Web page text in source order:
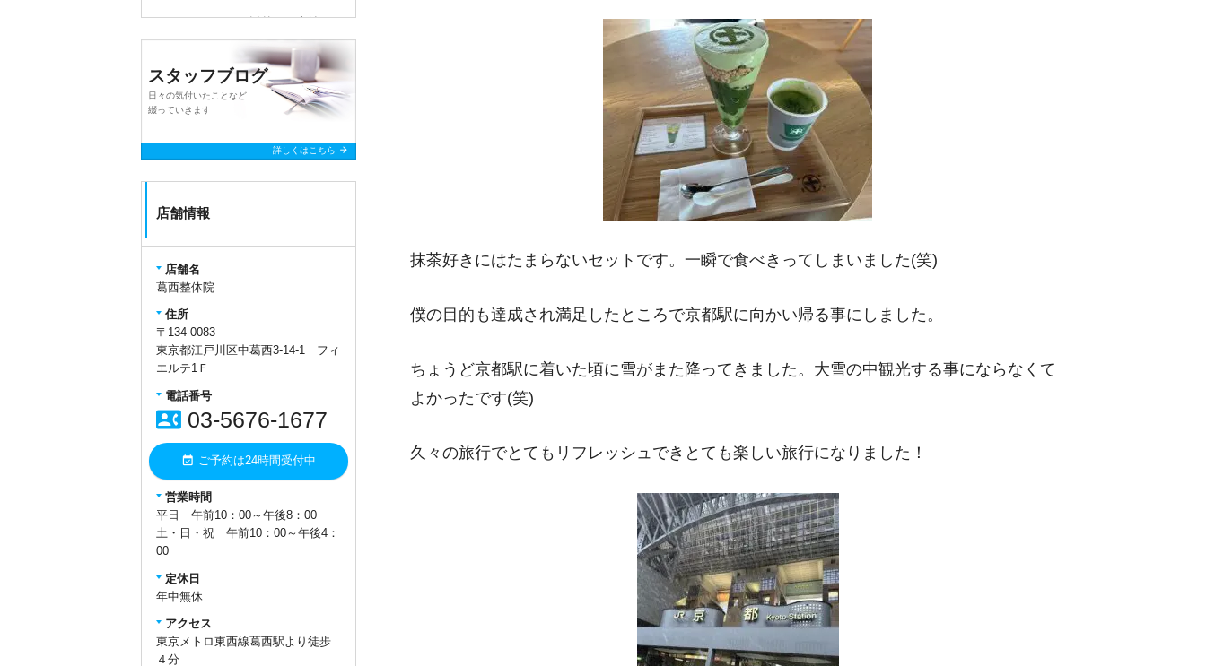
抹茶好きにはたまらないセットです。一瞬で食べきってしまいました(笑)
僕の目的も達成され満足したところで京都駅に向かい帰る事にしました。
ちょうど京都駅に着いた頃に雪がまた降ってきました。大雪の中観光する事にならなくて
よかったです(笑)
久々の旅行でとてもリフレッシュできとても楽しい旅行になりました！
クレジットカード以外のお支払い
は以下がご利用頂けます。
ｐａｙｐａｙ・ＩＤ・ＱＵＩＣ
pay・各種交通系IC
並びに各種ＱＲコード決済がご利
用頂けます。
以上よろしくお願いいたします。
query_builder2023年12月04日
●ブログ 【気圧の変動による頭痛
はなぜ起こる？】 を更新いたしま
した！！↓↓
https://www.kasai-
seitai.jp/2023/10/5896/
★★500円クーポンゲッ
ト！！★★
Google(マップ)での口コミ投函でク
ーポンを差し上げています。
2.星の数で評価をしてコメントを入
力
3.投稿ボタンタップで終了です
https://g.page/r/CWkXbiP7wq_fEB
※来院時に投稿画面をお見せいた
す。
※回数券ご利用途中の場合は500円
クーポンをお渡しいたしますので
スタッフブログ
日々の気付いたことなど
綴っていきます
詳しくはこちら arrow_forward
店舗情報
店舗名
葛西整体院
住所
〒134-0083
東京都江戸川区中葛西3-14-1 フィ
エルテ1Ｆ
電話番号
contact_phone 03-5676-1677
event_available ご予約は24時間受付中
営業時間
平日 午前10：00～午後8：00
土・日・祝 午前10：00～午後4：
00
定休日
年中無休
アクセス
東京メトロ東西線葛西駅より徒歩
４分